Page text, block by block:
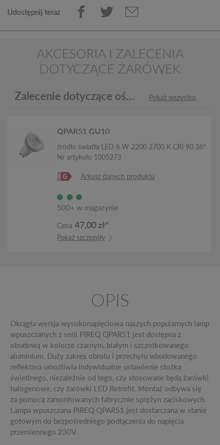
Udostępnij teraz
AKCESORIA I ZALECENIA
DOTYCZĄCE ŻARÓWEK
Zalecenie dotyczące oświetlenia Pokaż wszystko
QPAR51 GU10
źródło światła LED 6 W 2200 2700 K CRI 90 36°
Nr artykułu 1005273
Arkusz danych produktu
500+ w magazynie
Cena 47,00 zł*
Pokaż szczegóły
OPIS
Okrągła wersja wysokonapięciowa naszych popularnych lamp
wpuszczanych z serii PIREQ QPAR51 jest dostępna z
obudową w kolorze czarnym, białym i szczotkowanego
aluminium. Duży zakres obrotu i przechyłu wbudowanego
reflektora umożliwia indywidualne ustawienie stożka
świetlnego, niezależnie od tego, czy stosowane będą żarówki
halogenowe, czy żarówki LED Retrofit. Montaż odbywa się
za pomocą zamontowanych fabrycznie sprężyn zaciskowych.
Lampa wpuszczana PIREQ QPAR51 jest dostarczana w stanie
gotowym do bezpośredniego podłączenia do napięcia
przemiennego 230V.